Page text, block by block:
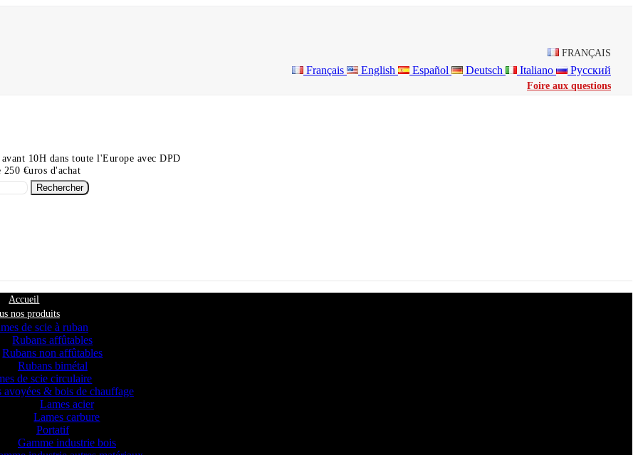
FRANÇAIS
Français English Español Deutsch Italiano Русский
Foire aux questions
10H dans toute l'Europe avec DPD
€uros d'achat
Rechercher
Accueil
nos produits
de scie à ruban
Rubans affûtables
Rubans non affûtables
Rubans bimétal
de scie circulaire
avoyées & bois de chauffage
Lames acier
Lames carbure
Portatif
Gamme industrie bois